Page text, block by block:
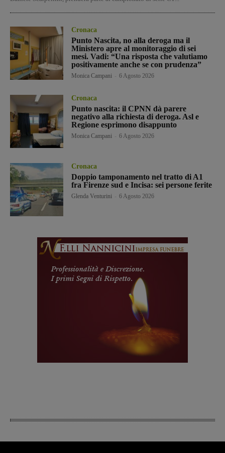
Cronaca
Punto Nascita, no alla deroga ma il
Ministero apre al monitoraggio di sei
mesi. Vadi: “Una risposta che valutiamo
positivamente anche se con prudenza”
Monica Campani 6 Agosto 2026
Cronaca
Punto nascita: il CPNN dà parere
negativo alla richiesta di deroga. Asl e
Regione esprimono disappunto
Monica Campani 6 Agosto 2026
Cronaca
Doppio tamponamento nel tratto di A1
fra Firenze sud e Incisa: sei persone ferite
Glenda Venturini 6 Agosto 2026